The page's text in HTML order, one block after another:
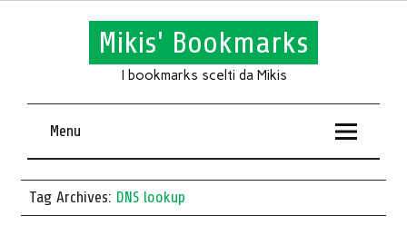
Mikis' Bookmarks
I bookmarks scelti da Mikis
Menu
Tag Archives: DNS lookup